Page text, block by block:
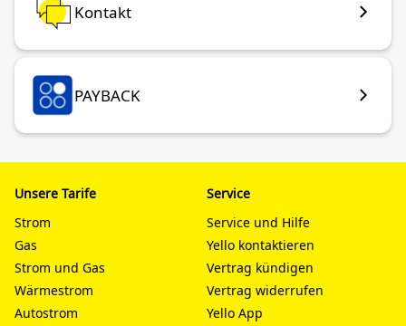
Kontakt
PAYBACK
Unsere Tarife
Strom
Gas
Strom und Gas
Wärmestrom
Autostrom
Service
Service und Hilfe
Yello kontaktieren
Vertrag kündigen
Vertrag widerrufen
Yello App